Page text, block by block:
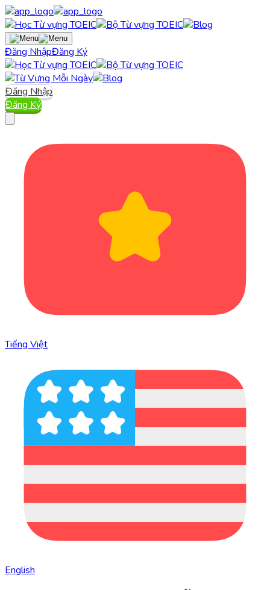
Đăng NhậpĐăng Ký
Đăng Nhập
Đăng Ký
Tiếng Việt
English